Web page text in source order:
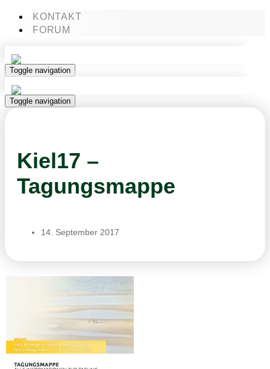
KONTAKT
FORUM
Toggle navigation
Toggle navigation
Kiel17 –
Tagungsmappe
14. September 2017